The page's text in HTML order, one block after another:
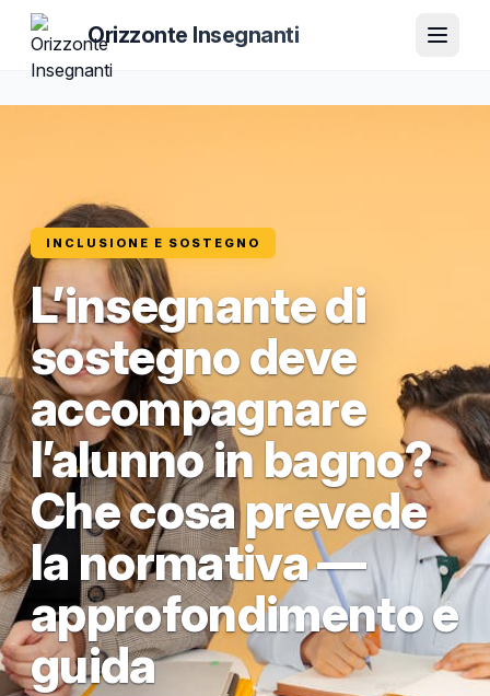
Orizzonte Insegnanti
INCLUSIONE E SOSTEGNO
L’insegnante di
sostegno deve
accompagnare
l’alunno in bagno?
Che cosa prevede
la normativa —
approfondimento e
guida